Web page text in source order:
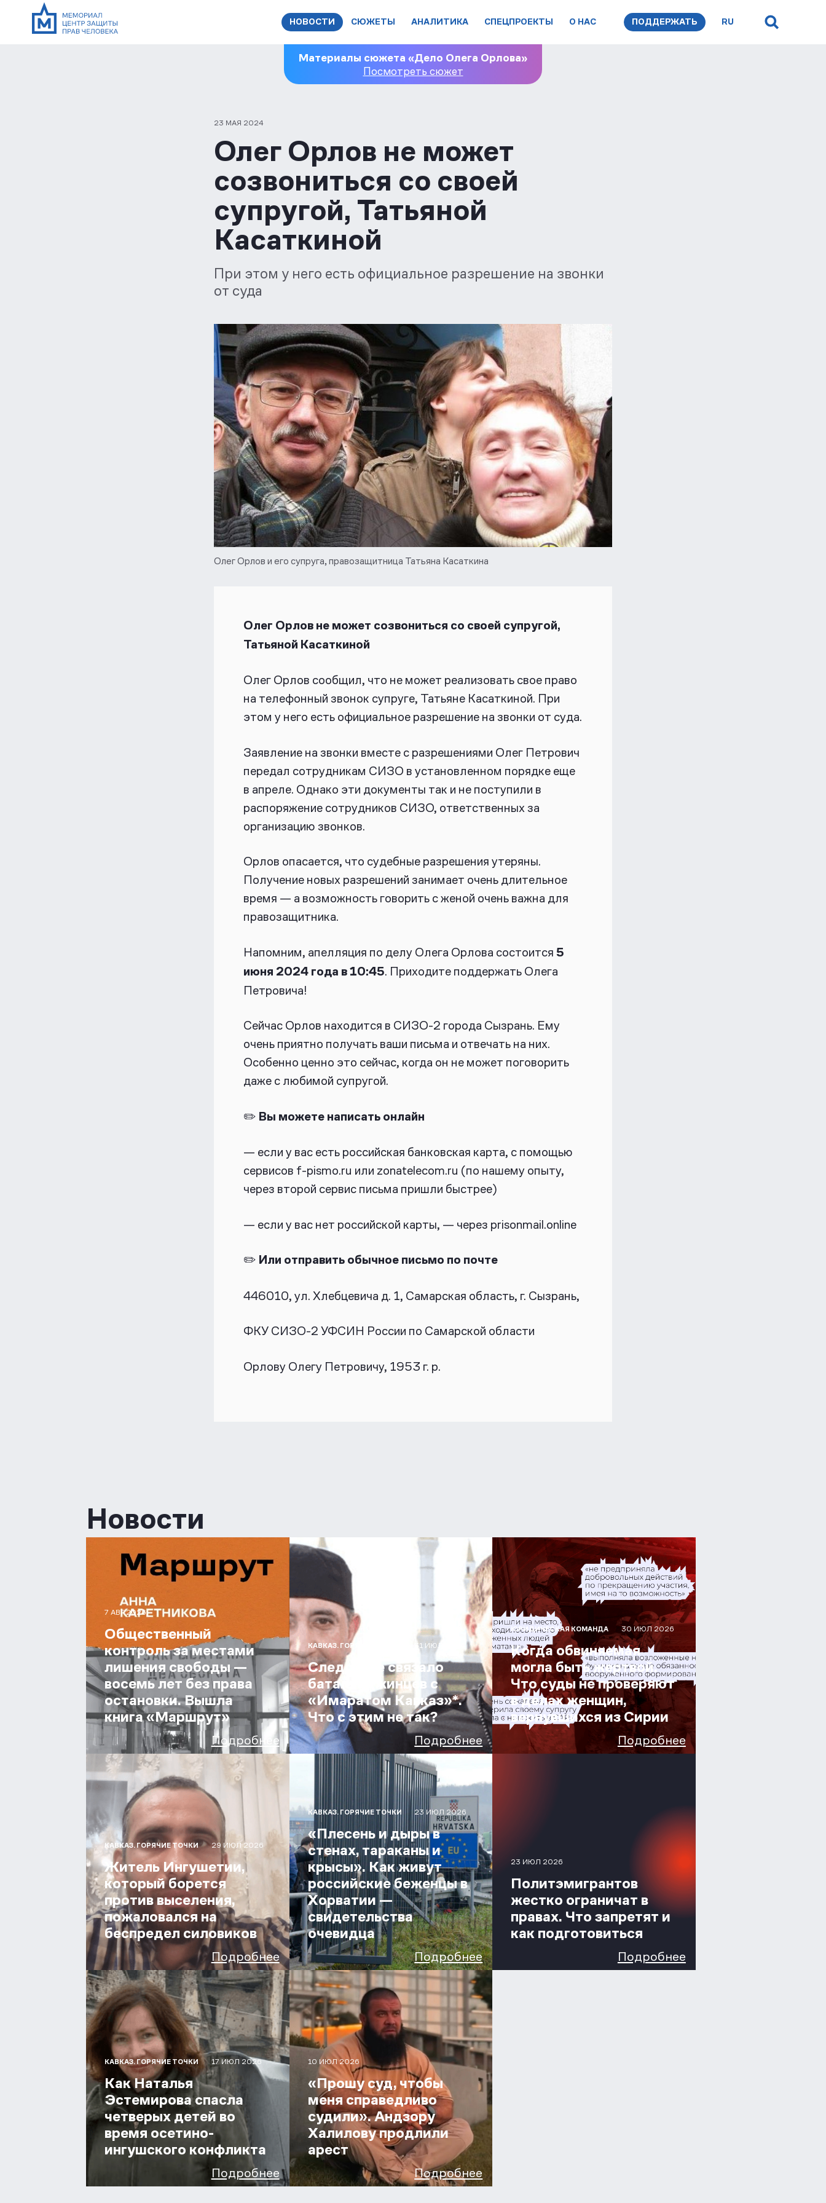
НОВОСТИ СЮЖЕТЫ АНАЛИТИКА СПЕЦПРОЕКТЫ О НАС ПОДДЕРЖАТЬ RU
Материалы сюжета «Дело Олега Орлова»
Посмотреть сюжет
23 МАЯ 2024
Олег Орлов не может
созвониться со своей
супругой, Татьяной
Касаткиной
При этом у него есть официальное разрешение на звонки
от суда
Олег Орлов и его супруга, правозащитница Татьяна Касаткина
Олег Орлов не может созвониться со своей супругой,
Татьяной Касаткиной
Олег Орлов сообщил, что не может реализовать свое право
на телефонный звонок супруге, Татьяне Касаткиной. При
этом у него есть официальное разрешение на звонки от суда.
Заявление на звонки вместе с разрешениями Олег Петрович
передал сотрудникам СИЗО в установленном порядке еще
в апреле. Однако эти документы так и не поступили в
распоряжение сотрудников СИЗО, ответственных за
организацию звонков.
Орлов опасается, что судебные разрешения утеряны.
Получение новых разрешений занимает очень длительное
время — а возможность говорить с женой очень важна для
правозащитника.
Напомним, апелляция по делу Олега Орлова состоится 5
июня 2024 года в 10:45. Приходите поддержать Олега
Петровича!
Сейчас Орлов находится в СИЗО-2 города Сызрань. Ему
очень приятно получать ваши письма и отвечать на них.
Особенно ценно это сейчас, когда он не может поговорить
даже с любимой супругой.
✏️ Вы можете написать онлайн
— если у вас есть российская банковская карта, с помощью
сервисов f-pismo.ru или zonatelecom.ru (по нашему опыту,
через второй сервис письма пришли быстрее)
— если у вас нет российской карты, — через prisonmail.online
✏️ Или отправить обычное письмо по почте
446010, ул. Хлебцевича д. 1, Самарская область, г. Сызрань,
ФКУ СИЗО-2 УФСИН России по Самарской области
Орлову Олегу Петровичу, 1953 г. р.
Новости
7 АВГ 2026
Общественный
контроль за местами
лишения свободы —
восемь лет без права
остановки. Вышла
книга «Маршрут»
Подробнее
КАВКАЗ. ГОРЯЧИЕ ТОЧКИ 31 ИЮЛ 2026
Следствие связало
баталхаджинцев с
«Имаратом Кавказ»*.
Что с этим не так?
Подробнее
ЮРИДИЧЕСКАЯ КОМАНДА 30 ИЮЛ 2026
Когда обвиняемая
могла быть жертвой.
Что суды не проверяют
в делах женщин,
вернувшихся из Сирии
Подробнее
КАВКАЗ. ГОРЯЧИЕ ТОЧКИ 29 ИЮЛ 2026
Житель Ингушетии,
который борется
против выселения,
пожаловался на
беспредел силовиков
Подробнее
КАВКАЗ. ГОРЯЧИЕ ТОЧКИ 23 ИЮЛ 2026
«Плесень и дыры в
стенах, тараканы и
крысы». Как живут
российские беженцы в
Хорватии —
свидетельства
очевидца
Подробнее
23 ИЮЛ 2026
Политэмигрантов
жестко ограничат в
правах. Что запретят и
как подготовиться
Подробнее
КАВКАЗ. ГОРЯЧИЕ ТОЧКИ 17 ИЮЛ 2026
Как Наталья
Эстемирова спасла
четверых детей во
время осетино-
ингушского конфликта
Подробнее
10 ИЮЛ 2026
«Прошу суд, чтобы
меня справедливо
судили». Андзору
Халилову продлили
арест
Подробнее